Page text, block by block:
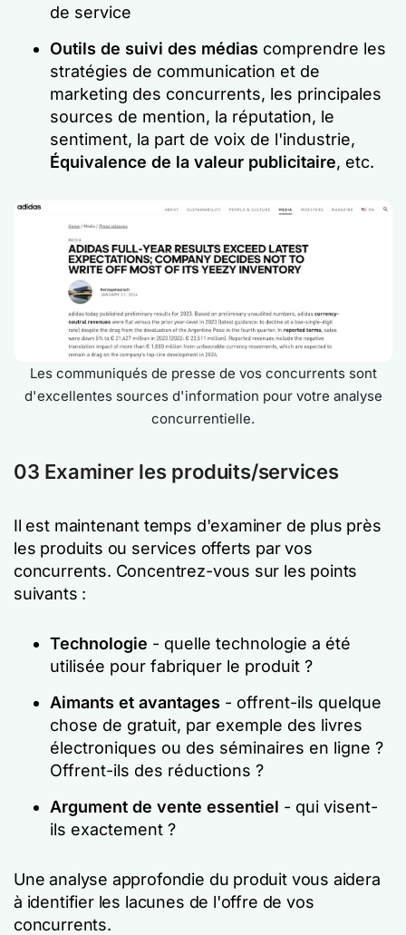
de service
Outils de suivi des médias comprendre les
stratégies de communication et de
marketing des concurrents, les principales
sources de mention, la réputation, le
sentiment, la part de voix de l'industrie,
Équivalence de la valeur publicitaire, etc.
Les communiqués de presse de vos concurrents sont
d'excellentes sources d'information pour votre analyse
concurrentielle.
03 Examiner les produits/services
Il est maintenant temps d'examiner de plus près
les produits ou services offerts par vos
concurrents. Concentrez-vous sur les points
suivants :
Technologie - quelle technologie a été
utilisée pour fabriquer le produit ?
Aimants et avantages - offrent-ils quelque
chose de gratuit, par exemple des livres
électroniques ou des séminaires en ligne ?
Offrent-ils des réductions ?
Argument de vente essentiel - qui visent-
ils exactement ?
Une analyse approfondie du produit vous aidera
à identifier les lacunes de l'offre de vos
concurrents.